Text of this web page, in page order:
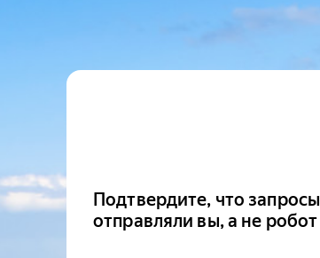
Подтвердите, что запросы
отправляли вы, а не робот